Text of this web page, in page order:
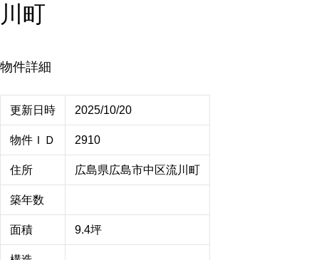
川町
物件詳細
更新日時 2025/10/20
物件ＩＤ 2910
住所 広島県広島市中区流川町
築年数
面積 9.4坪